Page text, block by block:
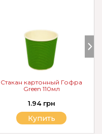
Cтакан картонный Гофра
Green 110мл
1.94 грн
Купить